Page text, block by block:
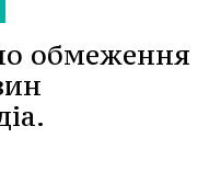
обмеження